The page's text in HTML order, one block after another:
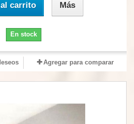
carrito Más
En stock
Agregar para comparar